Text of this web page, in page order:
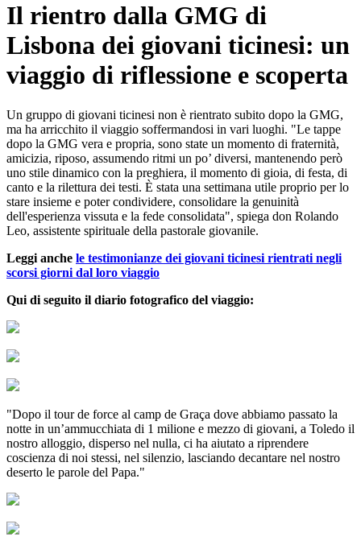
Il rientro dalla GMG di
Lisbona dei giovani ticinesi: un
viaggio di riflessione e scoperta
Un gruppo di giovani ticinesi non è rientrato subito dopo la GMG,
ma ha arricchito il viaggio soffermandosi in vari luoghi. "Le tappe
dopo la GMG vera e propria, sono state un momento di fraternità,
amicizia, riposo, assumendo ritmi un po’ diversi, mantenendo però
uno stile dinamico con la preghiera, il momento di gioia, di festa, di
canto e la rilettura dei testi. È stata una settimana utile proprio per lo
stare insieme e poter condividere, consolidare la genuinità
dell'esperienza vissuta e la fede consolidata", spiega don Rolando
Leo, assistente spirituale della pastorale giovanile.
Leggi anche le testimonianze dei giovani ticinesi rientrati negli
scorsi giorni dal loro viaggio
Qui di seguito il diario fotografico del viaggio:
"Dopo il tour de force al camp de Graça dove abbiamo passato la
notte in un’ammucchiata di 1 milione e mezzo di giovani, a Toledo il
nostro alloggio, disperso nel nulla, ci ha aiutato a riprendere
coscienza di noi stessi, nel silenzio, lasciando decantare nel nostro
deserto le parole del Papa."